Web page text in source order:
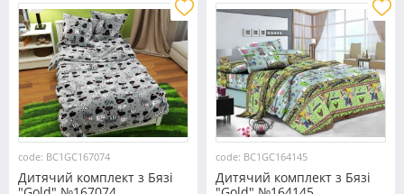
code: BC1GC167074
Дитячий комплект з Бязі
code: BC1GC164145
Дитячий комплект з Бязі